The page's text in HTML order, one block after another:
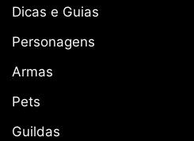
Dicas e Guias
Personagens
Armas
Pets
Guildas